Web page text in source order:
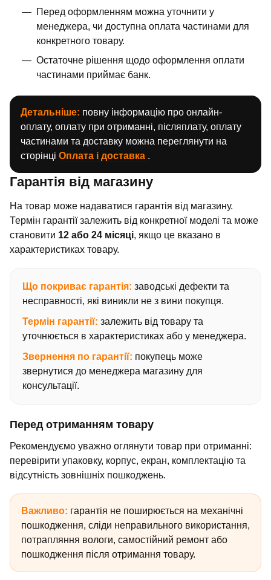
Перед оформленням можна уточнити у
менеджера, чи доступна оплата частинами для
конкретного товару.
Остаточне рішення щодо оформлення оплати
частинами приймає банк.
Детальніше: повну інформацію про онлайн-
оплату, оплату при отриманні, післяплату, оплату
частинами та доставку можна переглянути на
сторінці Оплата і доставка .
Гарантія від магазину
На товар може надаватися гарантія від магазину.
Термін гарантії залежить від конкретної моделі та може
становити 12 або 24 місяці, якщо це вказано в
характеристиках товару.
Що покриває гарантія: заводські дефекти та
несправності, які виникли не з вини покупця.
Термін гарантії: залежить від товару та
уточнюється в характеристиках або у менеджера.
Звернення по гарантії: покупець може
звернутися до менеджера магазину для
консультації.
Перед отриманням товару
Рекомендуємо уважно оглянути товар при отриманні:
перевірити упаковку, корпус, екран, комплектацію та
відсутність зовнішніх пошкоджень.
Важливо: гарантія не поширюється на механічні
пошкодження, сліди неправильного використання,
потрапляння вологи, самостійний ремонт або
пошкодження після отримання товару.